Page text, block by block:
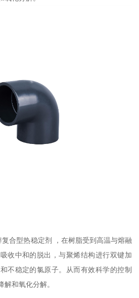
合型热稳定剂 ，在树脂受到高温与熔融
收中和的脱出，与聚烯结构进行双键加
不稳定的氯原子。从而有效科学的控制
和氧化分解。